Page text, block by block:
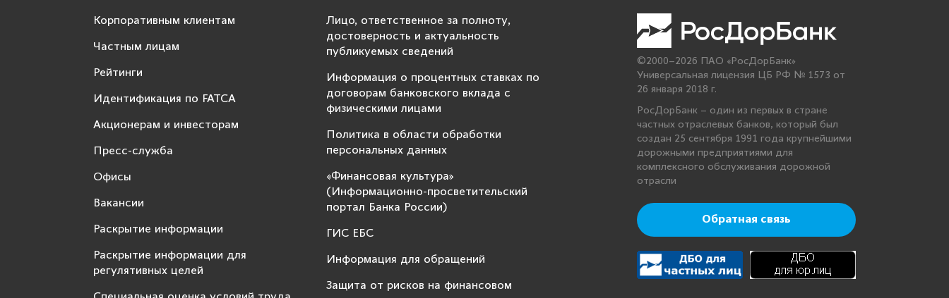
Корпоративным клиентам
Частным лицам
Рейтинги
Идентификация по FATCA
Акционерам и инвесторам
Пресс-служба
Офисы
Вакансии
Раскрытие информации
Раскрытие информации для
регулятивных целей
Лицо, ответственное за полноту,
достоверность и актуальность
публикуемых сведений
Информация о процентных ставках по
договорам банковского вклада с
физическими лицами
Политика в области обработки
персональных данных
«Финансовая культура»
(Информационно-просветительский
портал Банка России)
ГИС ЕБС
Информация для обращений
Защита от рисков на финансовом
©2000–2026 ПАО «РосДорБанк»
Универсальная лицензия ЦБ РФ № 1573 от
26 января 2018 г.
РосДорБанк – один из первых в стране
частных отраслевых банков, который был
создан 25 сентября 1991 года крупнейшими
дорожными предприятиями для
комплексного обслуживания дорожной
отрасли
Обратная связь